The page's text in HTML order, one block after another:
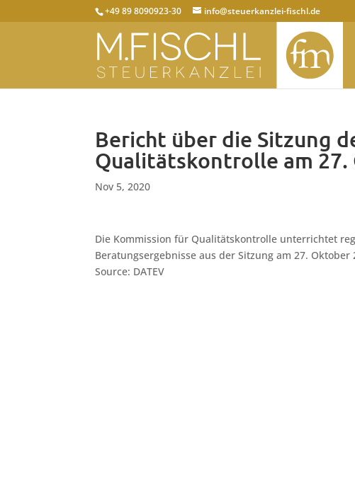
+49 89 8090923-30 info@steuerkanzlei-fischl.de
Bericht über die Sitzung
Qualitätskontrolle am 27.
Nov 5, 2020
Die Kommission für Qualitätskontrolle unterrichtet
Beratungsergebnisse aus der Sitzung am 27. Oktober
Source: DATEV